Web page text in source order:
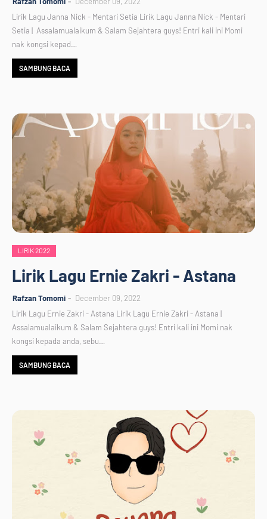
Lirik Lagu Janna Nick - Mentari Setia Lirik Lagu Janna Nick - Mentari
Setia | Assalamualaikum & Salam Sejahtera guys! Entri kali ini Momi
nak kongsi kepad…
SAMBUNG BACA
LIRIK 2022
Lirik Lagu Ernie Zakri - Astana
Rafzan Tomomi
December 09, 2022
Lirik Lagu Ernie Zakri - Astana Lirik Lagu Ernie Zakri - Astana |
Assalamualaikum & Salam Sejahtera guys! Entri kali ini Momi nak
kongsi kepada anda, sebu…
SAMBUNG BACA